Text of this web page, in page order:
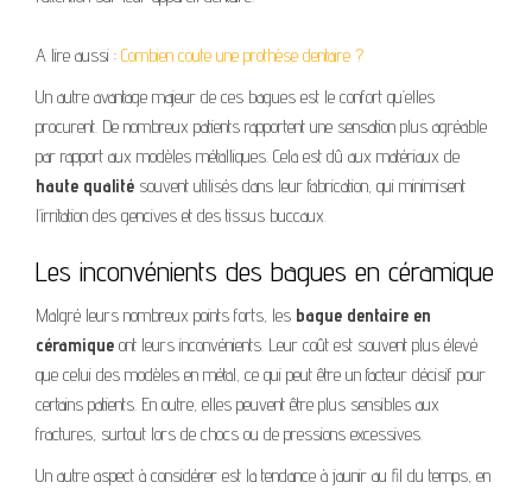
A lire aussi : Combien coute une prothèse dentaire ?
Un autre avantage majeur de ces bagues est le confort qu’elles
procurent. De nombreux patients rapportent une sensation plus agréable
par rapport aux modèles métalliques. Cela est dû aux matériaux de
haute qualité souvent utilisés dans leur fabrication, qui minimisent
l’irritation des gencives et des tissus buccaux.
Les inconvénients des bagues en céramique
Malgré leurs nombreux points forts, les bague dentaire en
céramique ont leurs inconvénients. Leur coût est souvent plus élevé
que celui des modèles en métal, ce qui peut être un facteur décisif pour
certains patients. En outre, elles peuvent être plus sensibles aux
fractures, surtout lors de chocs ou de pressions excessives.
Un autre aspect à considérer est la tendance à jaunir au fil du temps, en